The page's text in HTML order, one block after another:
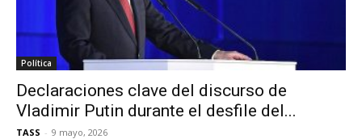
Política
Declaraciones clave del discurso de
Vladimir Putin durante el desfile del...
TASS - 9 mayo, 2026